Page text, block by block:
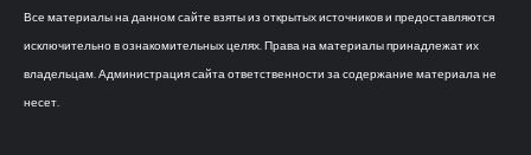
Все материалы на данном сайте взяты из открытых источников и предоставляются
исключительно в ознакомительных целях. Права на материалы принадлежат их
владельцам. Администрация сайта ответственности за содержание материала не
несет.